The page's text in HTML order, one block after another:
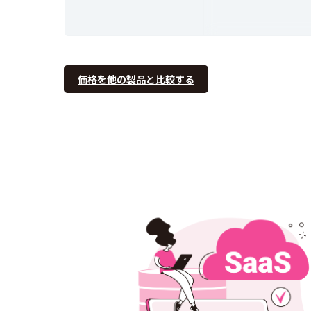
価格を他の製品と比較する